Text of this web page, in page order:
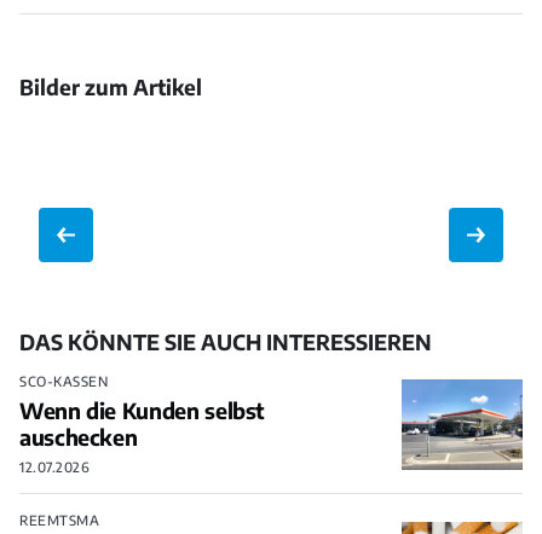
Bilder zum Artikel
DAS KÖNNTE SIE AUCH INTERESSIEREN
SCO-KASSEN
Wenn die Kunden selbst
auschecken
12.07.2026
REEMTSMA